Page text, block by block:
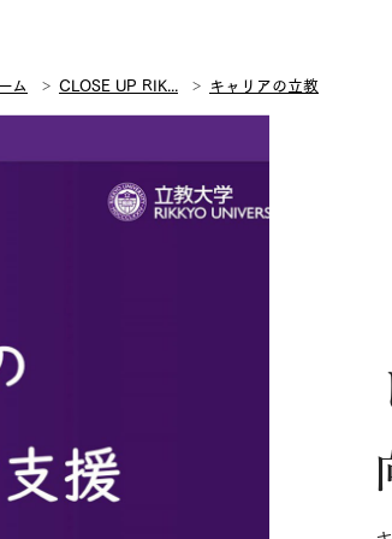
ム CLOSE UP RIK... キャリアの立教